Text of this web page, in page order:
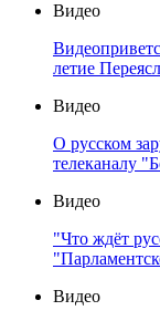
Видео
летие
Видео
О русском
телеканалу
Видео
"Что ждёт
Видео